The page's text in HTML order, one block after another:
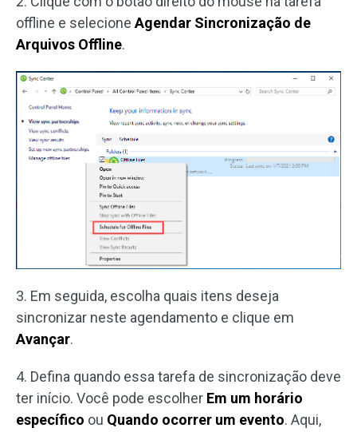
offline e selecione Agendar Sincronização de
Arquivos Offline.
3. Em seguida, escolha quais itens deseja
sincronizar neste agendamento e clique em
Avançar.
4. Defina quando essa tarefa de sincronização deve
ter início. Você pode escolher Em um horário
específico ou Quando ocorrer um evento. Aqui,